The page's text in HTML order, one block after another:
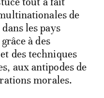
de
les pays
à des
des techniques
aux antipodes de
morales.